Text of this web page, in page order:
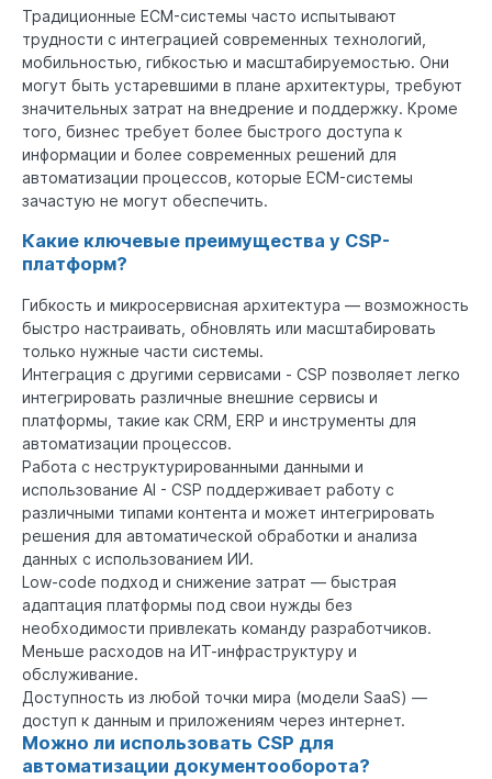
Традиционные ECM-системы часто испытывают
трудности с интеграцией современных технологий,
мобильностью, гибкостью и масштабируемостью. Они
могут быть устаревшими в плане архитектуры, требуют
значительных затрат на внедрение и поддержку. Кроме
того, бизнес требует более быстрого доступа к
информации и более современных решений для
автоматизации процессов, которые ECM-системы
зачастую не могут обеспечить.
Какие ключевые преимущества у CSP-
платформ?
Гибкость и микросервисная архитектура — возможность
быстро настраивать, обновлять или масштабировать
только нужные части системы.
Интеграция с другими сервисами - CSP позволяет легко
интегрировать различные внешние сервисы и
платформы, такие как CRM, ERP и инструменты для
автоматизации процессов.
Работа с неструктурированными данными и
использование AI - CSP поддерживает работу с
различными типами контента и может интегрировать
решения для автоматической обработки и анализа
данных с использованием ИИ.
Low-code подход и снижение затрат — быстрая
адаптация платформы под свои нужды без
необходимости привлекать команду разработчиков.
Меньше расходов на ИТ-инфраструктуру и
обслуживание.
Доступность из любой точки мира (модели SaaS) —
доступ к данным и приложениям через интернет.
Можно ли использовать CSP для
автоматизации документооборота?